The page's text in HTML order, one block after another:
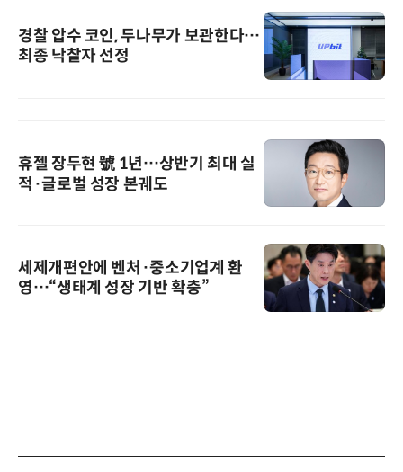
경찰 압수 코인, 두나무가 보관한다…
최종 낙찰자 선정
휴젤 장두현 號 1년…상반기 최대 실
적·글로벌 성장 본궤도
세제개편안에 벤처·중소기업계 환
영…“생태계 성장 기반 확충”